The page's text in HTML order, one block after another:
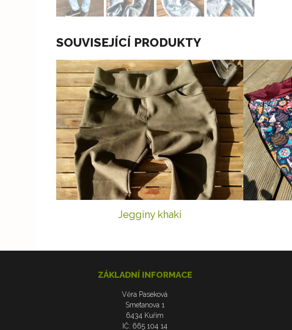
SOUVISEJÍCÍ PRODUKTY
Jegginy khaki
ZÁKLADNÍ INFORMACE
Věra Paseková
Smetanova 1
6434 Kuřim
IČ: 665 104 14